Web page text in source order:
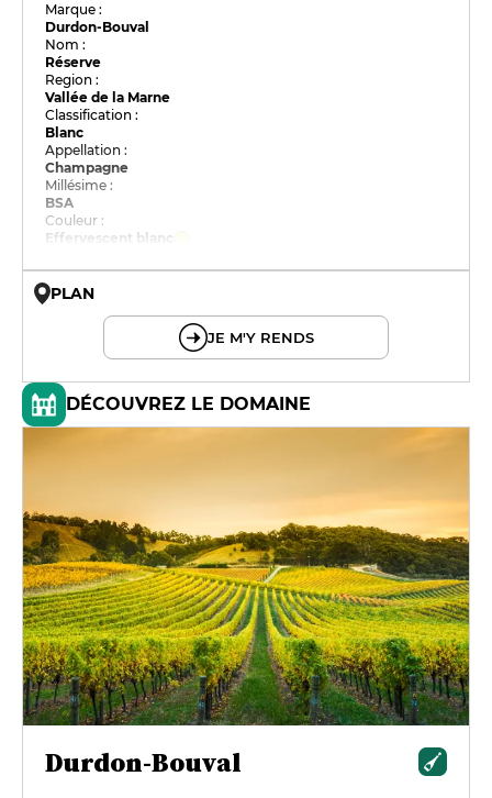
Marque :
Durdon-Bouval
Nom :
Réserve
Region :
Vallée de la Marne
Classification :
Blanc
Appellation :
Champagne
Millésime :
BSA
Couleur :
Effervescent blanc
PLAN
JE M'Y RENDS
DÉCOUVREZ LE DOMAINE
Durdon-Bouval